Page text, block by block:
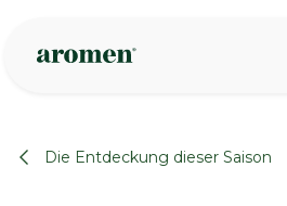
Die Entdeckung dieser Saison